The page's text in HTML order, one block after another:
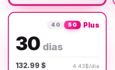
4G 5G Plus
30 dias
132.99 $ 4.43$/dia